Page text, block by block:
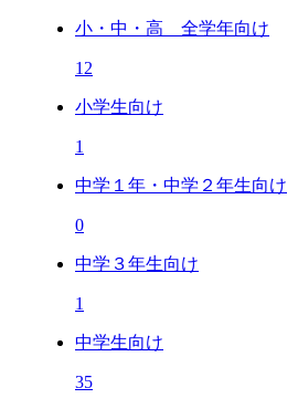
小・中・高 全学年向け
12
小学生向け
1
中学１年・中学２年生向け
0
中学３年生向け
1
中学生向け
35